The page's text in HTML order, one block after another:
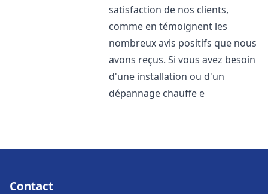
satisfaction de nos clients,
comme en témoignent les
nombreux avis positifs que nous
avons reçus. Si vous avez besoin
d'une installation ou d'un
dépannage chauffe e
Contact